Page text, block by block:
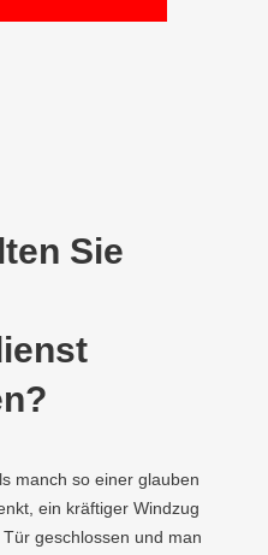
Sie
manch so einer glauben
ein kräftiger Windzug
geschlossen und man